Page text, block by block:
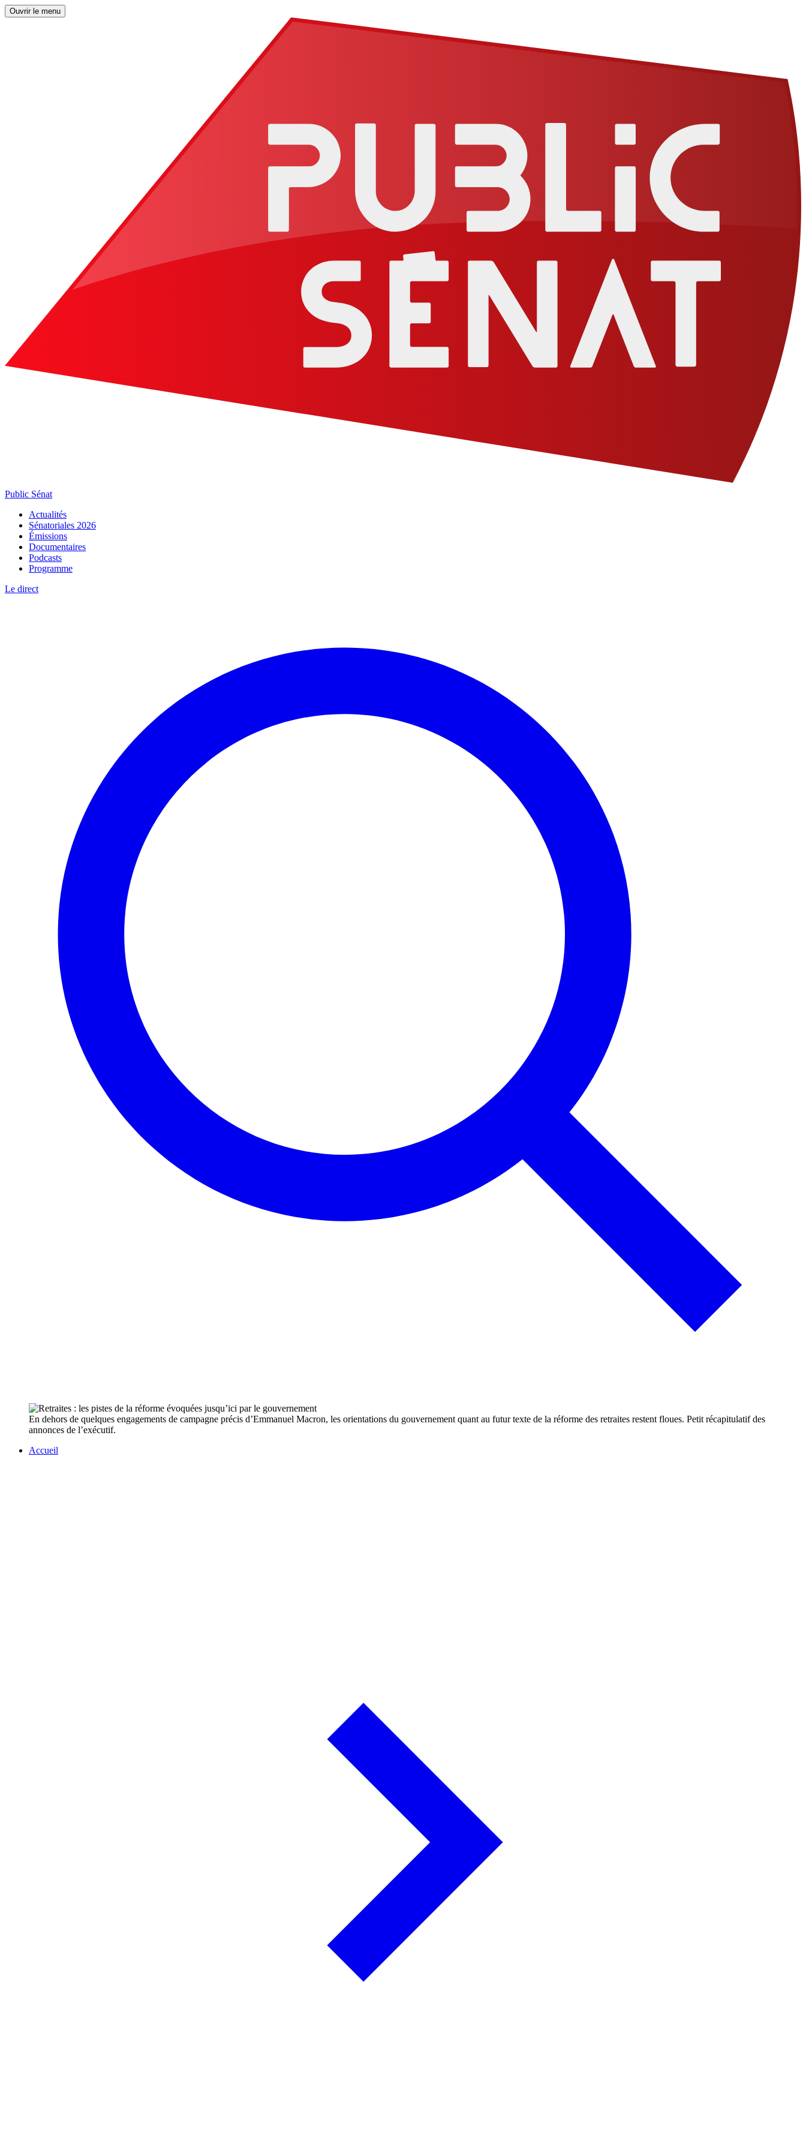
Ouvrir le menu
Public Sénat
Actualités
Sénatoriales 2026
Émissions
Documentaires
Podcasts
Programme
Le direct
En dehors de quelques engagements de campagne précis d’Emmanuel Macron, les orientations du gouvernement quant au futur texte de la réforme des retraites restent floues. Petit récapitulatif des
annonces de l’exécutif.
Accueil